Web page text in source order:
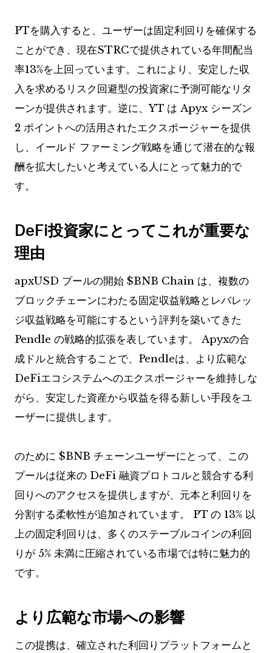
PTを購入すると、ユーザーは固定利回りを確保する
ことができ、現在STRCで提供されている年間配当
率13%を上回っています。これにより、安定した収
入を求めるリスク回避型の投資家に予測可能なリタ
ーンが提供されます。逆に、YT は Apyx シーズン
2 ポイントへの活用されたエクスポージャーを提供
し、イールド ファーミング戦略を通じて潜在的な報
酬を拡大したいと考えている人にとって魅力的で
す。
DeFi投資家にとってこれが重要な
理由
apxUSD プールの開始 $BNB Chain は、複数の
ブロックチェーンにわたる固定収益戦略とレバレッ
ジ収益戦略を可能にするという評判を築いてきた
Pendle の戦略的拡張を表しています。 Apyxの合
成ドルと統合することで、Pendleは、より広範な
DeFiエコシステムへのエクスポージャーを維持しな
がら、安定した資産から収益を得る新しい手段をユ
ーザーに提供します。
のために $BNB チェーンユーザーにとって、この
プールは従来の DeFi 融資プロトコルと競合する利
回りへのアクセスを提供しますが、元本と利回りを
分割する柔軟性が追加されています。 PT の 13% 以
上の固定利回りは、多くのステーブルコインの利回
りが 5% 未満に圧縮されている市場では特に魅力的
です。
より広範な市場への影響
この提携は、確立された利回りプラットフォームと